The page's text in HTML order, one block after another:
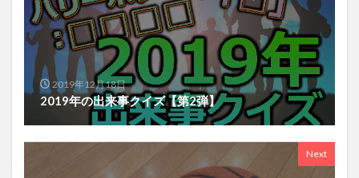
2019年12月18日
2019年の出来事クイズ【第2弾】
Next